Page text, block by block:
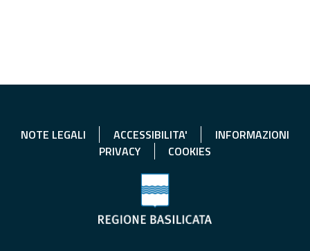
NOTE LEGALI ACCESSIBILITA'
INFORMAZIONI
PRIVACY
COOKIES